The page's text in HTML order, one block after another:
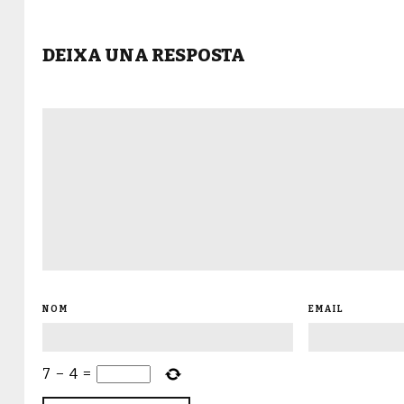
DEIXA UNA RESPOSTA
NOM EMAIL
7 − 4 =